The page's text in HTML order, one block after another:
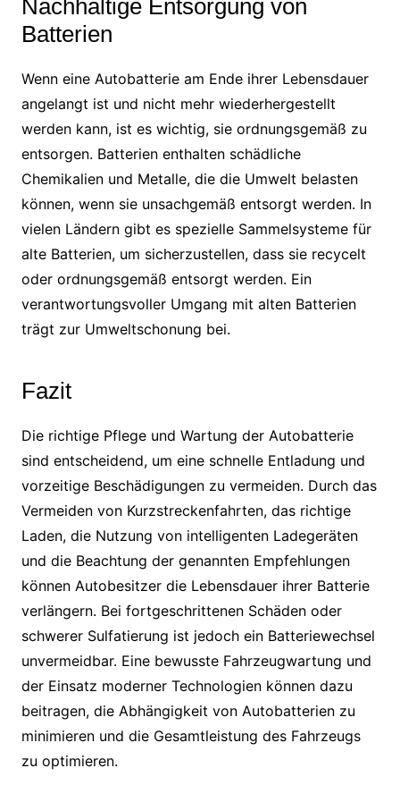
Nachhaltige Entsorgung von
Batterien
Wenn eine Autobatterie am Ende ihrer Lebensdauer
angelangt ist und nicht mehr wiederhergestellt
werden kann, ist es wichtig, sie ordnungsgemäß zu
entsorgen. Batterien enthalten schädliche
Chemikalien und Metalle, die die Umwelt belasten
können, wenn sie unsachgemäß entsorgt werden. In
vielen Ländern gibt es spezielle Sammelsysteme für
alte Batterien, um sicherzustellen, dass sie recycelt
oder ordnungsgemäß entsorgt werden. Ein
verantwortungsvoller Umgang mit alten Batterien
trägt zur Umweltschonung bei.
Fazit
Die richtige Pflege und Wartung der Autobatterie
sind entscheidend, um eine schnelle Entladung und
vorzeitige Beschädigungen zu vermeiden. Durch das
Vermeiden von Kurzstreckenfahrten, das richtige
Laden, die Nutzung von intelligenten Ladegeräten
und die Beachtung der genannten Empfehlungen
können Autobesitzer die Lebensdauer ihrer Batterie
verlängern. Bei fortgeschrittenen Schäden oder
schwerer Sulfatierung ist jedoch ein Batteriewechsel
unvermeidbar. Eine bewusste Fahrzeugwartung und
der Einsatz moderner Technologien können dazu
beitragen, die Abhängigkeit von Autobatterien zu
minimieren und die Gesamtleistung des Fahrzeugs
zu optimieren.